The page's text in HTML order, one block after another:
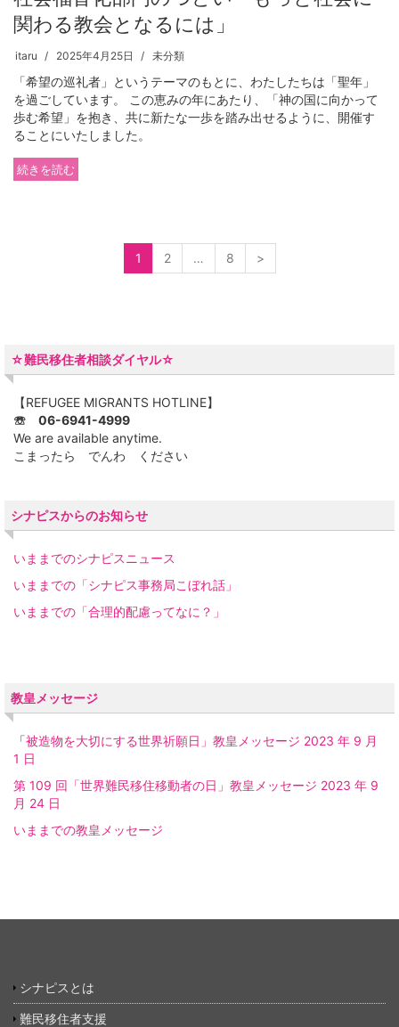
関わる教会となるには」
itaru 2025年4月25日 未分類
「希望の巡礼者」というテーマのもとに、わたしたちは「聖年」
を過ごしています。 この恵みの年にあたり、「神の国に向かって
歩む希望」を抱き、共に新たな一歩を踏み出せるように、開催す
ることにいたしました。
続きを読む
1 2 … 8 >
☆難民移住者相談ダイヤル☆
【REFUGEE MIGRANTS HOTLINE】
☏ 06-6941-4999
We are available anytime.
こまったら でんわ ください
シナピスからのお知らせ
いままでのシナピスニュース
いままでの「シナピス事務局こぼれ話」
いままでの「合理的配慮ってなに？」
教皇メッセージ
「被造物を大切にする世界祈願日」教皇メッセージ 2023 年 9 月
1 日
第 109 回「世界難民移住移動者の日」教皇メッセージ 2023 年 9
月 24 日
いままでの教皇メッセージ
シナピスとは
難民移住者支援